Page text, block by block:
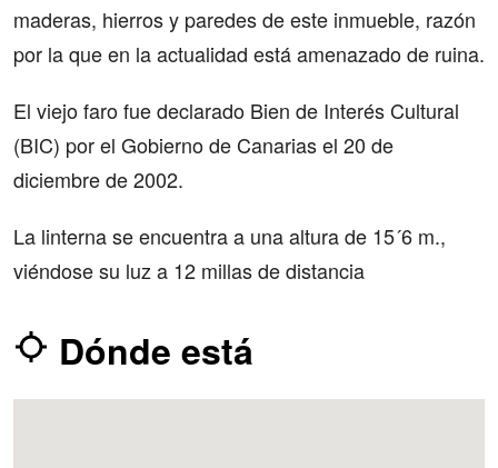
maderas, hierros y paredes de este inmueble, razón
por la que en la actualidad está amenazado de ruina.
El viejo faro fue declarado Bien de Interés Cultural
(BIC) por el Gobierno de Canarias el 20 de
diciembre de 2002.
La linterna se encuentra a una altura de 15´6 m.,
viéndose su luz a 12 millas de distancia
Dónde está